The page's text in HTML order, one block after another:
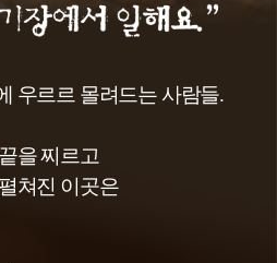
우르르 몰려드는 사람들.
을 찌르고
쳐진 이곳은